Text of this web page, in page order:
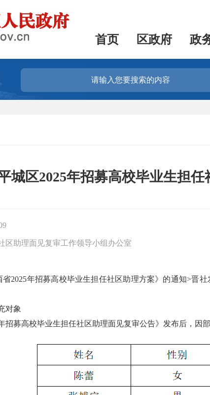
首页 区政府 政
城区2025年招募高校毕业生担
区助理面见复审工作领导小组办公室
2025年招募高校毕业生担任社区助理方案》的通知>晋
对象
招募高校毕业生担任社区助理面见复审公告》发布后，